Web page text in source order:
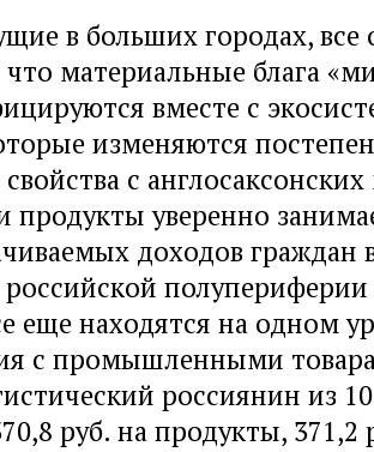
в больших городах, все
материальные блага
вместе с
изменяются
с
продукты уверенно
доходов граждан
российской
еще находятся на одном
с промышленными
россиянин из
руб. на продукты, 371,2